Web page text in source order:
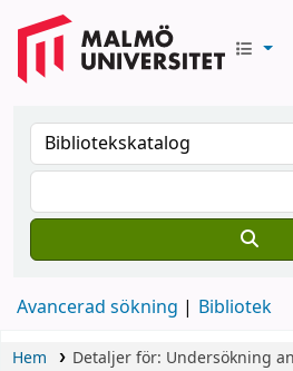
Avancerad sökning Bibliotek
Hem Detaljer för: Undersökning